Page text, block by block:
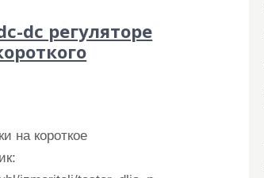
dc регуляторе
на короткое